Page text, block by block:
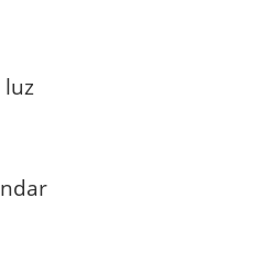
luz